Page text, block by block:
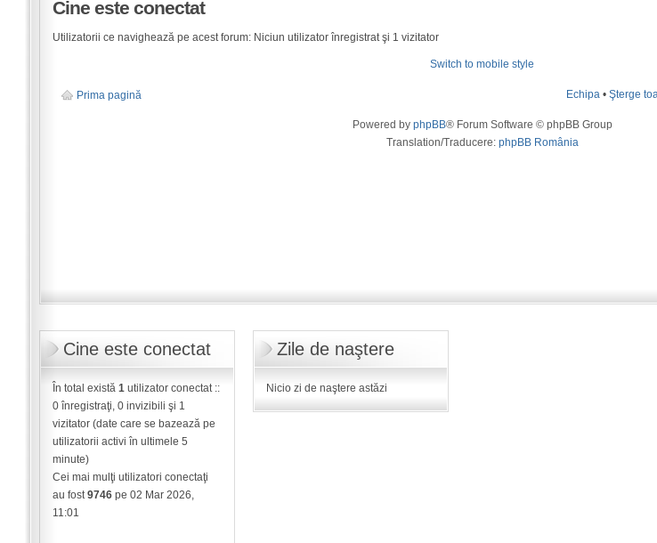
Cine este conectat
Utilizatorii ce navighează pe acest forum: Niciun utilizator înregistrat şi 1 vizitator
Switch to mobile style
Prima pagină Echipa •Şterge
Powered by phpBB® Forum Software © phpBB Group
Translation/Traducere: phpBB România
Cine este conectat
În total există 1utilizator conectat ::
0 înregistraţi, 0 invizibili şi 1
vizitator (date care se bazează pe
utilizatorii activi în ultimele 5
minute)
Cei mai mulţi utilizatori conectaţi
au fost9746pe 02 Mar 2026,
11:01
Zile de naştere
Nicio zi de naştere astăzi